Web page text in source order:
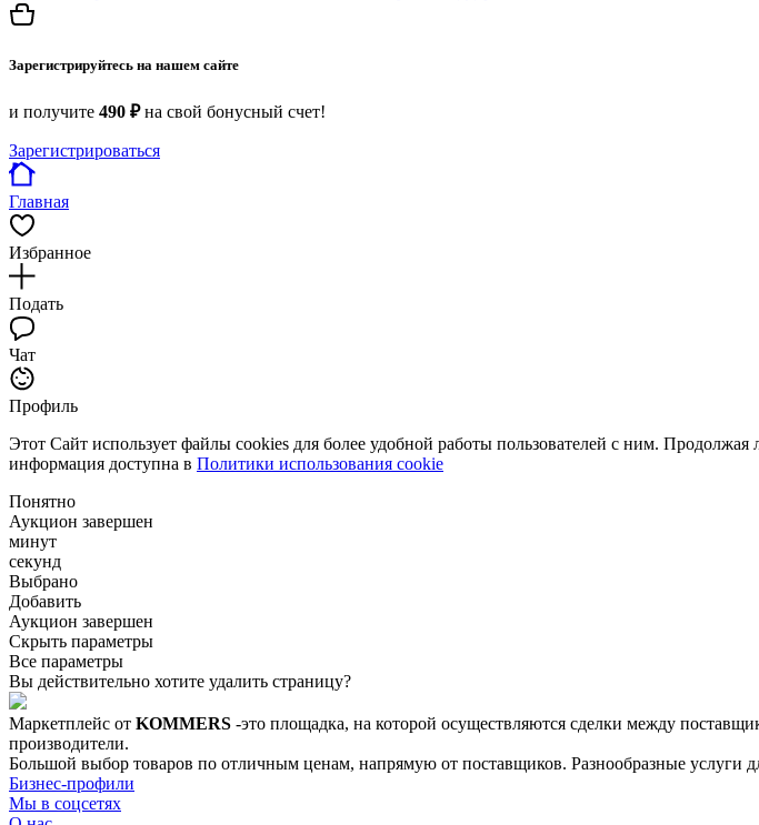
Зарегистрируйтесь на нашем сайте
и получите 490 ₽на свой бонусный счет!
Зарегистрироваться
Главная
Избранное
Подать
Чат
Профиль
Этот Сайт использует файлы cookies для более удобной работы пользователей с ним.
информация доступна в Политики использования cookie
Понятно
Аукцион завершен
минут
секунд
Выбрано
Добавить
Аукцион завершен
Скрыть параметры
Все параметры
Вы действительно хотите удалить страницу?
Маркетплейс от KOMMERS -это площадка, на которой осуществляются сделки между
производители.
Большой выбор товаров по отличным ценам, напрямую от поставщиков. Разнообразные услуги
Бизнес-профили
Мы в соцсетях